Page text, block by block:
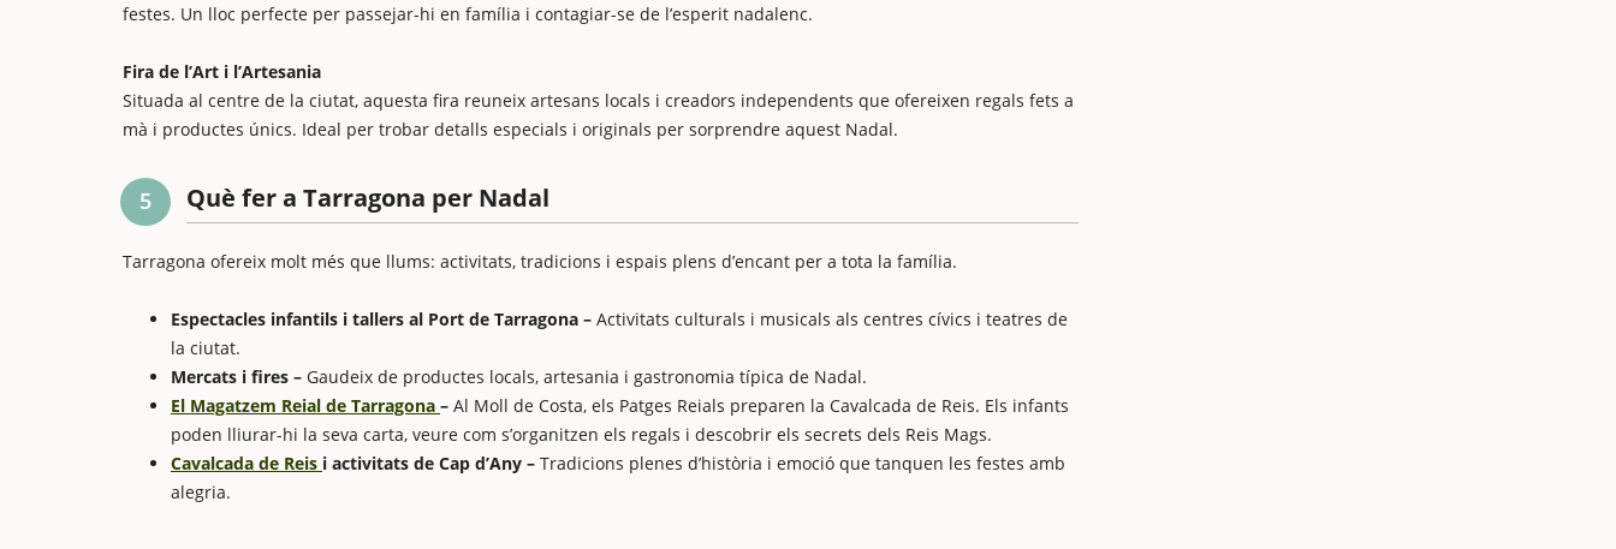
festes. Un lloc perfecte per passejar-hi en família i contagiar-se de l’esperit nadalenc.
Fira de l’Art i l’Artesania
Situada al centre de la ciutat, aquesta fira reuneix artesans locals i creadors independents que ofereixen regals fets a
mà i productes únics. Ideal per trobar detalls especials i originals per sorprendre aquest Nadal.
5 Què fer a Tarragona per Nadal
Tarragona ofereix molt més que llums: activitats, tradicions i espais plens d’encant per a tota la família.​​​​​​​
Espectacles infantils i tallers al Port de Tarragona – Activitats culturals i musicals als centres cívics i teatres de
la ciutat.
Mercats i fires – Gaudeix de productes locals, artesania i gastronomia típica de Nadal.
El Magatzem Reial de Tarragona – Al Moll de Costa, els Patges Reials preparen la Cavalcada de Reis. Els infants
poden lliurar-hi la seva carta, veure com s’organitzen els regals i descobrir els secrets dels Reis Mags.
Cavalcada de Reis i activitats de Cap d’Any – Tradicions plenes d’història i emoció que tanquen les festes amb
alegria.